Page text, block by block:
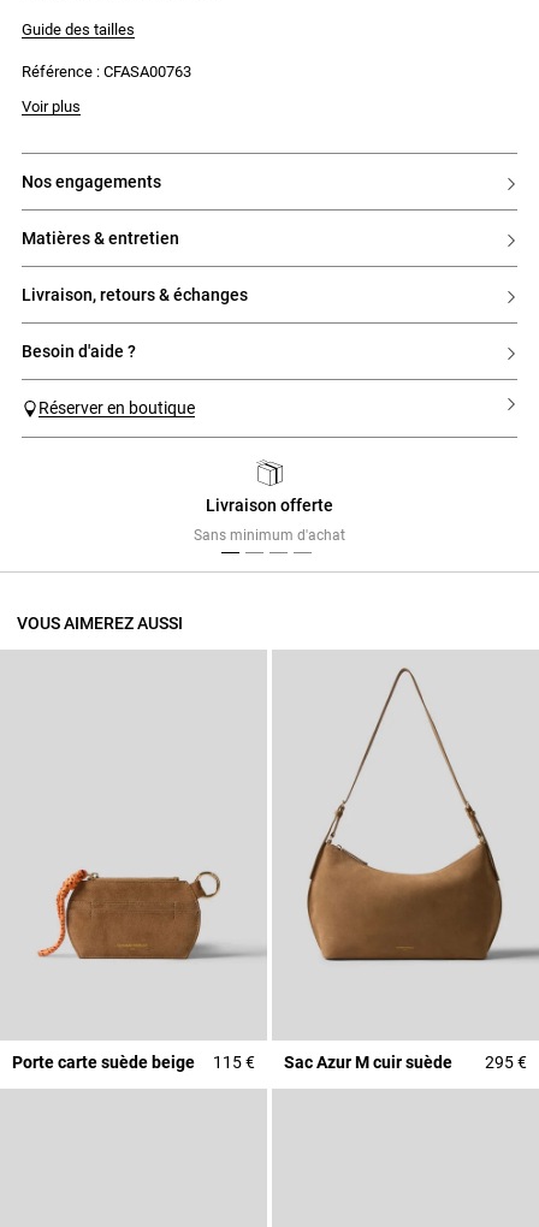
- Porté main ou épaule
- Surpiqures contrastées
Guide des tailles
Référence : CFASA00763
Voir plus
nos engagements
matières & entretien
livraison, retours & échanges
besoin d'aide ?
Réserver en boutique
Livraison offerte
Sans minimum d'achat
VOUS AIMEREZ AUSSI
Porte carte suède beige 115 € Sac Azur M cuir suède 295 €